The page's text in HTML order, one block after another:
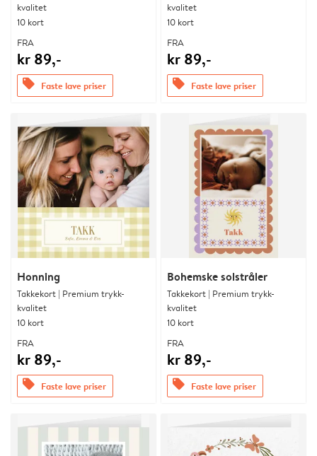
kvalitet
10 kort
FRA
kr 89,-
offers Faste lave priser
kvalitet
10 kort
FRA
kr 89,-
offers Faste lave priser
Honning
Takkekort | Premium trykk-
kvalitet
10 kort
FRA
kr 89,-
offers Faste lave priser
Bohemske solstråler
Takkekort | Premium trykk-
kvalitet
10 kort
FRA
kr 89,-
offers Faste lave priser